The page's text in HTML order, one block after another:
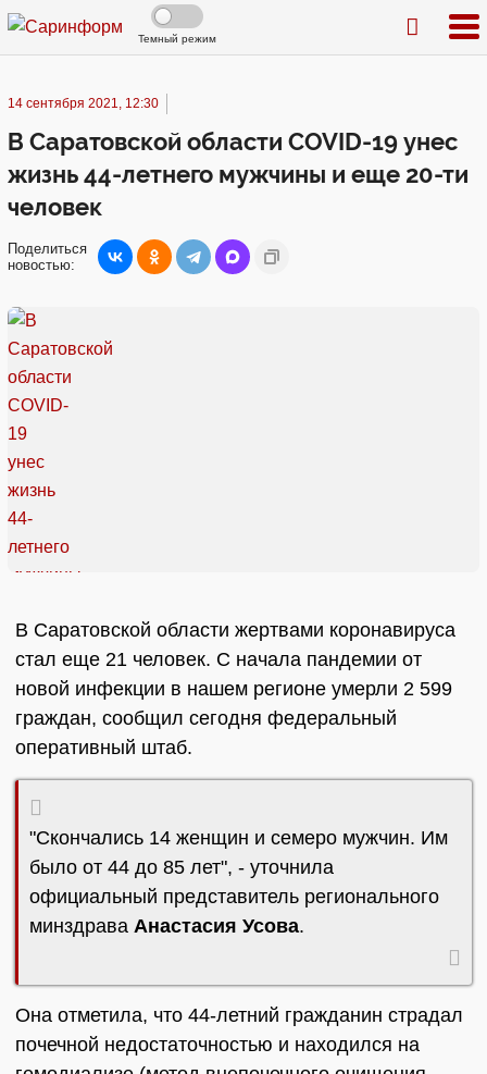
Темный режим
14 сентября 2021, 12:30
В Саратовской области COVID-19 унес
жизнь 44-летнего мужчины и еще 20-ти
человек
Поделиться
новостью:
В Саратовской области жертвами коронавируса
стал еще 21 человек. С начала пандемии от
новой инфекции в нашем регионе умерли 2 599
граждан, сообщил сегодня федеральный
оперативный штаб.
"Скончались 14 женщин и семеро мужчин. Им
было от 44 до 85 лет", - уточнила
официальный представитель регионального
минздрава Анастасия Усова.
Она отметила, что 44-летний гражданин страдал
почечной недостаточностью и находился на